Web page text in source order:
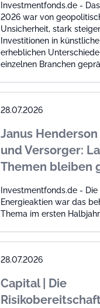
Investmentfonds.de -
2026 war von
Unsicherheit, stark
Investitionen in
erheblichen
einzelnen Branchen
28.07.2026
Janus
und Versorger:
Themen bleiben
Investmentfonds.de -
Energieaktien war das
Thema im ersten
28.07.2026
Capital | Die